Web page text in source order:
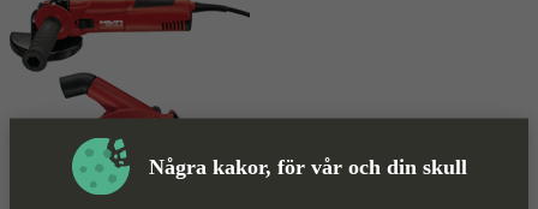
Några kakor, för vår och din skull